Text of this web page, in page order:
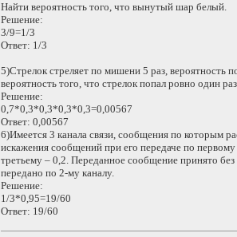
Найти вероятность того, что вынутый шар белый.
Решение:
3/9=1/3
Ответ: 1/3
5)Стрелок стреляет по мишени 5 раз, вероятность
вероятность того, что стрелок попал ровно один
Решение:
0,7*0,3*0,3*0,3*0,3=0,00567
Ответ: 0,00567
6)Имеется 3 канала связи, сообщения по которым
искажения сообщений при его передаче по
третьему – 0,2. Переданное сообщение принято
передано по 2-му каналу.
Решение:
1/3*0,95=19/60
Ответ: 19/60